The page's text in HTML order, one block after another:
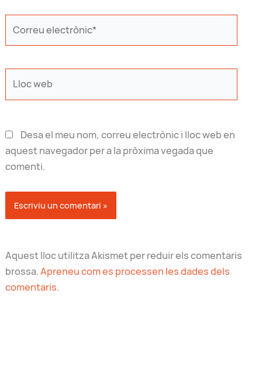
electrònic*
web
Desa el meu nom, correu electrònic i lloc web en
aquest navegador per a la pròxima vegada que
comenti.
Aquest lloc utilitza Akismet per reduir els comentaris
brossa.Apreneu com es processen les dades dels
comentaris.